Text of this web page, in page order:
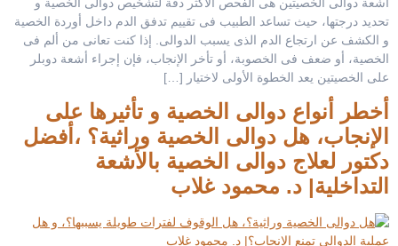
تحديد درجتها، حيث تساعد الطبيب فى تقييم تدفق الدم داخل أوردة الخصية
و الكشف عن ارتجاع الدم الذى يسبب الدوالى. إذا كنت تعانى من ألم فى
الخصية، أو ضعف فى الخصوبة، أو تأخر الإنجاب، فإن إجراء أشعة دوبلر
على الخصيتين يعد الخطوة الأولى لاختيار […]
أخطر أنواع دوالى الخصية و تأثيرها على
الإنجاب، هل دوالى الخصية وراثية؟ ،أفضل
دكتور لعلاج دوالى الخصية بالأشعة
التداخلية| د. محمود غلاب